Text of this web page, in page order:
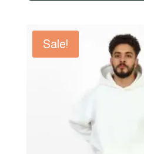
Sale!